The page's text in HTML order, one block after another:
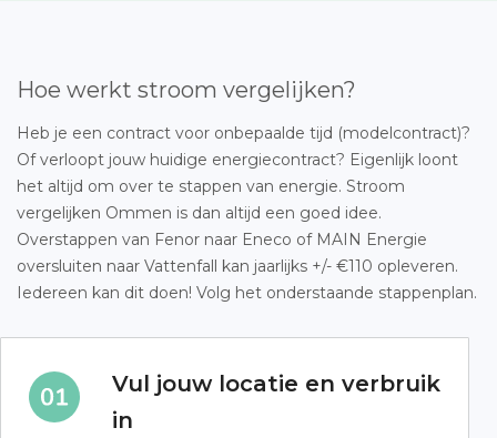
Hoe werkt stroom vergelijken?
Heb je een contract voor onbepaalde tijd (modelcontract)?
Of verloopt jouw huidige energiecontract? Eigenlijk loont
het altijd om over te stappen van energie. Stroom
vergelijken Ommen is dan altijd een goed idee.
Overstappen van Fenor naar Eneco of MAIN Energie
oversluiten naar Vattenfall kan jaarlijks +/- €110 opleveren.
Iedereen kan dit doen! Volg het onderstaande stappenplan.
Vul jouw locatie en verbruik
in